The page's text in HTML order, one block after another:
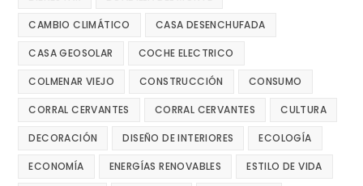
CAMBIO CLIMÁTICO CASA DESENCHUFADA
CASA GEOSOLAR COCHE ELECTRICO
COLMENAR VIEJO CONSTRUCCIÓN CONSUMO
CORRAL CERVANTES CORRAL CERVANTES CULTURA
DECORACIÓN DISEÑO DE INTERIORES ECOLOGÍA
ECONOMÍA ENERGÍAS RENOVABLES ESTILO DE VIDA